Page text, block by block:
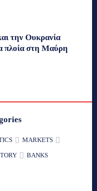
την Ουκρανία
πλοία στη Μαύρη
MARKETS
BANKS